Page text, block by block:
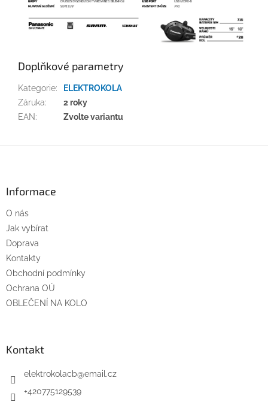
Doplňkové parametry
Kategorie:
ELEKTROKOLA
Záruka:
2 roky
EAN: Zvolte variantu
Informace
O nás
Jak vybírat
Doprava
Kontakty
Obchodní podmínky
Ochrana OÚ
OBLEČENÍ NA KOLO
Kontakt
elektrokolacb@email.cz
+420775129539